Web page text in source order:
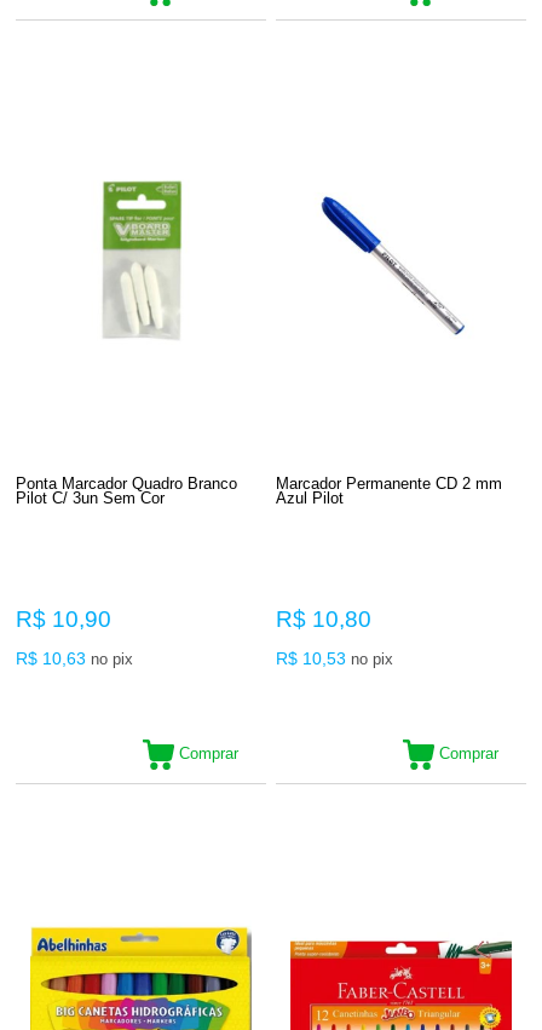
Ponta Marcador Quadro Branco
Pilot C/ 3un Sem Cor
R$ 10,90
R$ 10,63 no pix
Comprar
Marcador Permanente CD 2 mm
Azul Pilot
R$ 10,80
R$ 10,53 no pix
Comprar